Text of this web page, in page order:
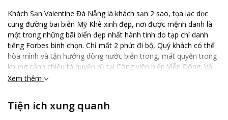
Khách Sạn Valentine Đà Nẵng là khách sạn 2 sao, tọa lạc dọc
cung đường bãi biển Mỹ Khê xinh đẹp, nơi được mệnh danh là
một trong những bãi biển đẹp nhất hành tinh do tạp chí danh
tiếng Forbes bình chọn. Chỉ mất 2 phút đi bộ, Quý khách có thể
hòa mình và tận hưởng dòng nước biển trong, mát quyện trong
khung cảnh chiều tà quyến rũ tại Công viên biển Viễn Đông. Và
cũng chỉ mất 5 phút chạy xe để Quý khách khám phá các địa
phút, thánh địa Mỹ Sơn 90 phút, và thành phố Huế 2h chạy xe,
Xem thêm
Tiện ích xung quanh